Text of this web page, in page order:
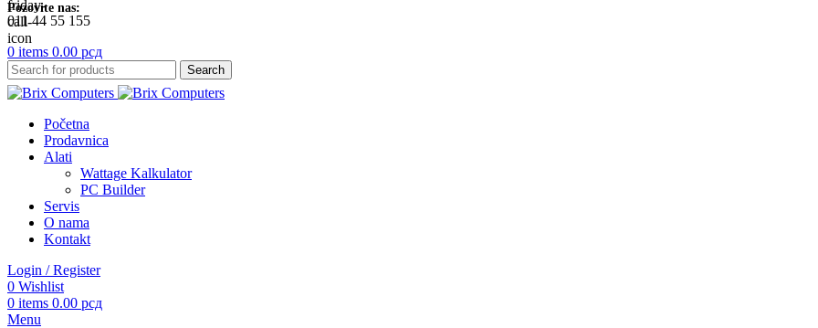
Pozovite nas:
011 44 55 155
0 items 0.00 рсд
Search
Početna
Prodavnica
Alati
Wattage Kalkulator
PC Builder
Servis
O nama
Kontakt
Login / Register
0 Wishlist
0 items 0.00 рсд
Menu